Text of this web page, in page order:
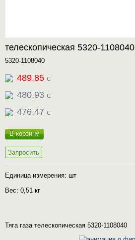
телескопическая 5320-1108040
5320-1108040
489,85 c
480,93 c
476,47 c
В корзину
Запросить
Единица измерения: шт
Вес: 0,51 кг
Тяга газа телескопическая 5320-1108040